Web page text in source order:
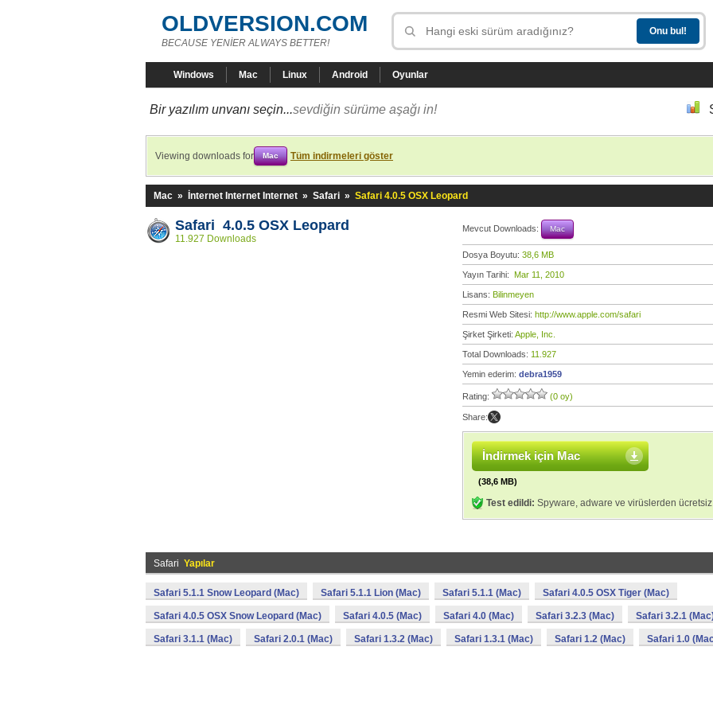
OLDVERSION.COM
BECAUSE YENİER ALWAYS BETTER!
Windows Mac Linux Android Oyunlar
Bir yazılım unvanı seçin...sevdiğin sürüme aşağı in!
Viewing downloads for Mac Tüm indirmeleri göster
Mac » İnternet Internet Internet » Safari » Safari 4.0.5 OSX Leopard
Safari 4.0.5 OSX Leopard
11.927 Downloads
Mevcut Downloads: Mac
Dosya Boyutu: 38,6 MB
Yayın Tarihi: Mar 11, 2010
Lisans: Bilinmeyen
Resmi Web Sitesi: http://www.apple.com/safari
Şirket Şirketi: Apple, Inc.
Total Downloads: 11.927
Yemin ederim: debra1959
Rating: (0 oy)
Share:
İndirmek için Mac
(38,6 MB)
Test edildi: Spyware, adware ve virüslerden ücretsiz
Safari Yapılar
Safari 5.1.1 Snow Leopard (Mac) Safari 5.1.1 Lion (Mac) Safari 5.1.1 (Mac) Safari 4.0.5 OSX Tiger (Mac)
Safari 4.0.5 OSX Snow Leopard (Mac) Safari 4.0.5 (Mac) Safari 4.0 (Mac) Safari 3.2.3 (Mac) Safari 3.2.1
Safari 3.1.1 (Mac) Safari 2.0.1 (Mac) Safari 1.3.2 (Mac) Safari 1.3.1 (Mac) Safari 1.2 (Mac) Safari 1.0